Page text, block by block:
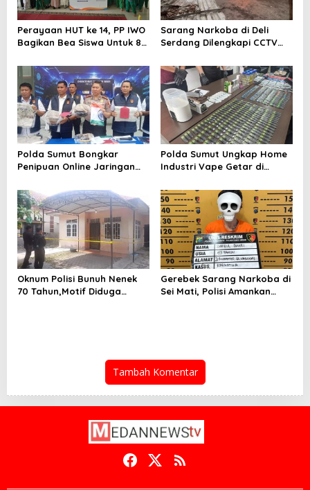
Perayaan HUT ke 14, PP IWO
Bagikan Bea Siswa Untuk 8
Jaksel
Sarang Narkoba di Deli
Serdang Dilengkapi CCTV
Orang
Polda Sumut Bongkar
Penipuan Online Jaringan
Rp 6,7 Miliar
Polda Sumut Ungkap Home
Industri Vape Getar di
Oknum Polisi Bunuh Nenek
70 Tahun,Motif Diduga
Gerebek Sarang Narkoba di
Sei Mati, Polisi Amankan
Tambah Komentar